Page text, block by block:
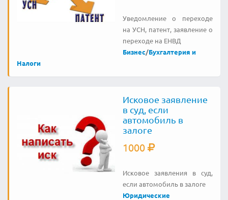
Уведомление о переходе
на УСН, патент, заявление о
переходе на ЕНВД
Бизнес/Бухгалтерия и
Налоги
Исковое заявление
в суд, если
автомобиль в
залоге
1000
Исковое заявления в суд,
если автомобиль в залоге
Юридические